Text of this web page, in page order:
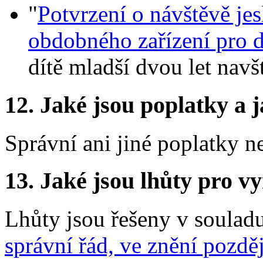
"Potvrzení o návštěvě
obdobného zařízení pro
dítě mladší dvou let
12. Jaké jsou poplatky a
Správní ani jiné poplatky
13. Jaké jsou lhůty pro
Lhůty jsou řešeny v
správní řád, ve znění